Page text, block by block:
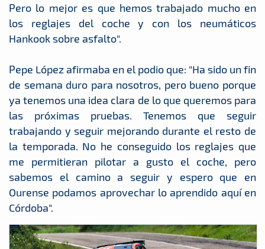
Pero lo mejor es que hemos trabajado mucho en
los reglajes del coche y con los neumáticos
Hankook sobre asfalto".
Pepe López afirmaba en el podio que: "Ha sido un fin
de semana duro para nosotros, pero bueno porque
ya tenemos una idea clara de lo que queremos para
las próximas pruebas. Tenemos que seguir
trabajando y seguir mejorando durante el resto de
la temporada. No he conseguido los reglajes que
me permitieran pilotar a gusto el coche, pero
sabemos el camino a seguir y espero que en
Ourense podamos aprovechar lo aprendido aquí en
Córdoba".